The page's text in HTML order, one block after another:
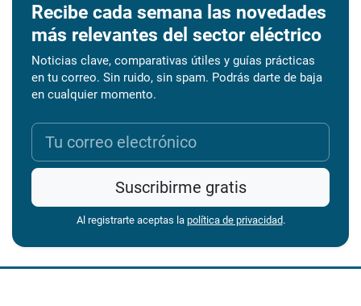
Recibe cada semana las novedades
más relevantes del sector eléctrico
Noticias clave, comparativas útiles y guías prácticas
en tu correo. Sin ruido, sin spam. Podrás darte de baja
en cualquier momento.
Suscribirme gratis
Al registrarte aceptas la política de privacidad.